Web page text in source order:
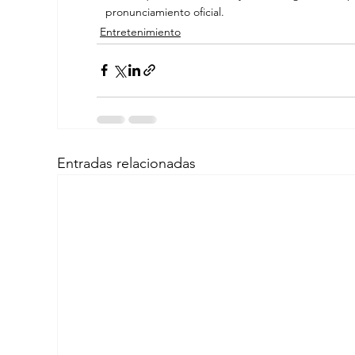
pronunciamiento oficial.
Entretenimiento
Entradas relacionadas